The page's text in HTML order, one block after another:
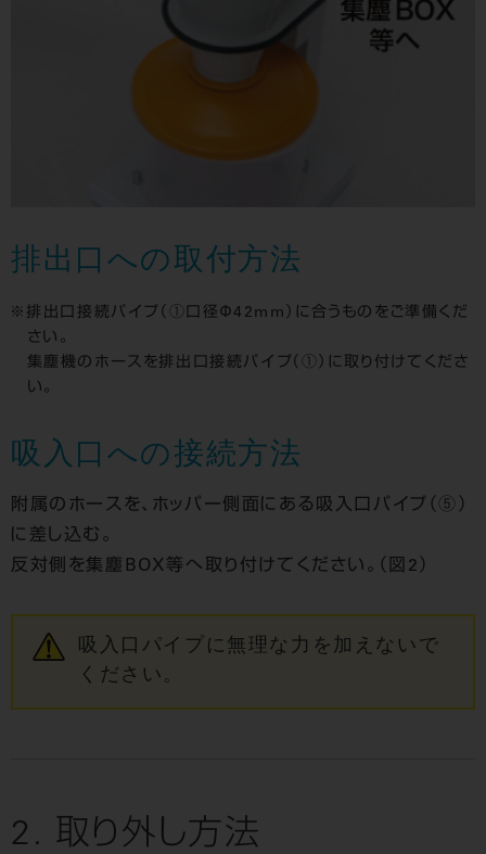
排出口への取付方法
排出口接続パイプ（①口径Φ42mm）に合うものをご準備くだ
さい。
集塵機のホースを排出口接続パイプ（①）に取り付けてくださ
い。
吸入口への接続方法
附属のホースを、ホッパー側面にある吸入口パイプ（⑤）
に差し込む。
反対側を集塵BOX等へ取り付けてください。（図2）
吸入口パイプに無理な力を加えないで
ください。
2. 取り外し方法